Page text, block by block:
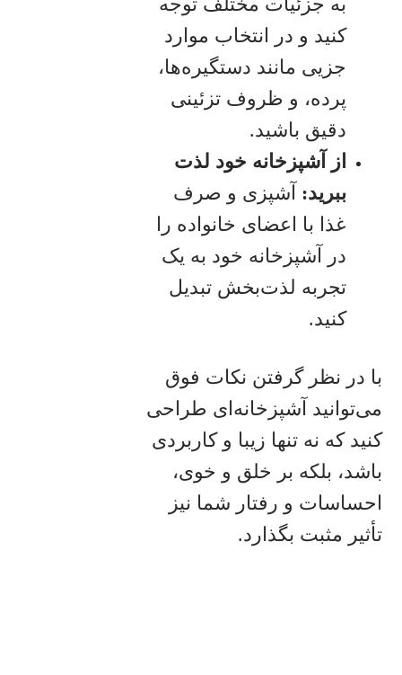
کنید و در انتخاب موارد
جزیی مانند دستگیره‌ها،
پرده، و ظروف تزئینی
دقیق باشید.
از آشپزخانه خود لذت
ببرید: آشپزی و صرف
غذا با اعضای خانواده را
در آشپزخانه خود به یک
تجربه لذت‌بخش تبدیل
کنید.
با در نظر گرفتن نکات فوق
می‌توانید آشپزخانه‌ای طراحی
کنید که نه تنها زیبا و کاربردی
باشد، بلکه بر خلق و خوی،
احساسات و رفتار شما نیز
تأثیر مثبت بگذارد.